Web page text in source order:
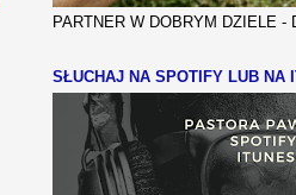
PARTNER W DOBRYM DZIELE -
SŁUCHAJ NA SPOTIFY LUB NA